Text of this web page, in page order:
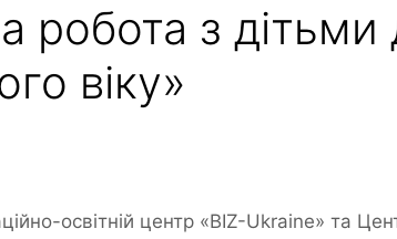
робота з дітьми
віку»
освітній центр «BIZ-Ukraine» та